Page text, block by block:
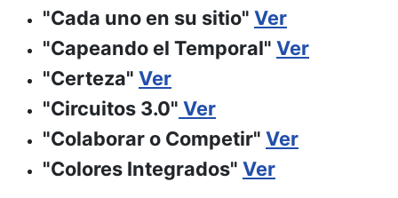
"Cada uno en su sitio" Ver
"Capeando el Temporal" Ver
"Certeza" Ver
"Circuitos 3.0" Ver
"Colaborar o Competir" Ver
"Colores Integrados" Ver